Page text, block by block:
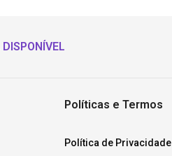
Políticas e Termos
Política de Privacidade